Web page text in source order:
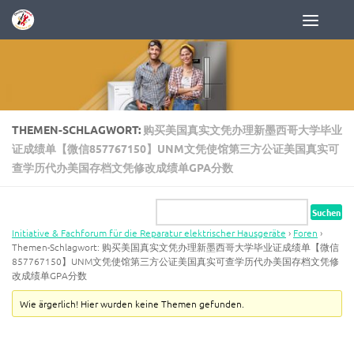
Zum Inhalt springen
THEMEN-SCHLAGWORT: 购买美国真实文凭办理新墨西哥大学毕业
证成绩单【微信857767150】UNM文凭使馆第三方公证美国真实可
查学历代办美国存档文凭修改成绩单GPA分数
Initiative & Fachforum für die Reparatur elektrischer Hausgeräte › Foren ›
Themen-Schlagwort: 购买美国真实文凭办理新墨西哥大学毕业证成绩单【微信
857767150】UNM文凭使馆第三方公证美国真实可查学历代办美国存档文凭修
改成绩单GPA分数
Wie ärgerlich! Hier wurden keine Themen gefunden.